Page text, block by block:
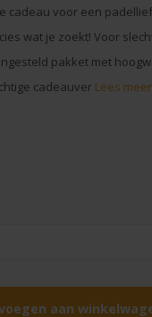
cadeau voor een
wat je zoekt! Voor
pakket met
cadeauver Lees
aan